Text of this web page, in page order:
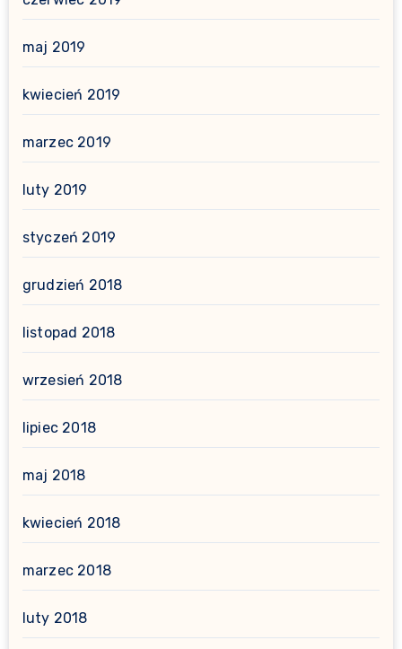
maj 2019
kwiecień 2019
marzec 2019
luty 2019
styczeń 2019
grudzień 2018
listopad 2018
wrzesień 2018
lipiec 2018
maj 2018
kwiecień 2018
marzec 2018
luty 2018